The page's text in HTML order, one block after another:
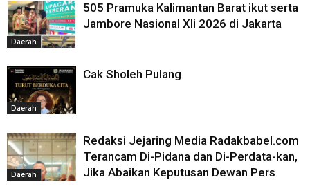
Daerah
505 Pramuka Kalimantan Barat ikut serta
Jambore Nasional XIi 2026 di Jakarta
Daerah
Cak Sholeh Pulang
Daerah
Redaksi Jejaring Media Radakbabel.com
Terancam Di-Pidana dan Di-Perdata-kan,
Jika Abaikan Keputusan Dewan Pers